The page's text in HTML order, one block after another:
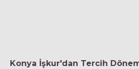
Konya İşkur'dan Tercih